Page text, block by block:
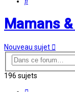
Mamans
Nouveau sujet
196 sujets